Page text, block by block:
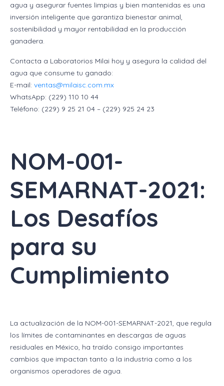
agua y asegurar fuentes limpias y bien mantenidas es una
inversión inteligente que garantiza bienestar animal,
sostenibilidad y mayor rentabilidad en la producción
ganadera.
Contacta a Laboratorios Milai hoy y asegura la calidad del
agua que consume tu ganado:
E-mail: ventas@milaisc.com.mx
WhatsApp: (229) 110 10 44
Teléfono: (229) 9 25 21 04 – (229) 925 24 23
NOM-001-
SEMARNAT-2021:
Los Desafíos
para su
Cumplimiento
La actualización de la NOM-001-SEMARNAT-2021, que regula
los límites de contaminantes en descargas de aguas
residuales en México, ha traído consigo importantes
cambios que impactan tanto a la industria como a los
organismos operadores de agua.